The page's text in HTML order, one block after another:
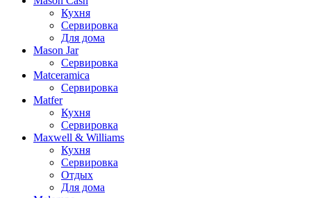
Кухня
Сервировка
Для дома
Mason Jar
Сервировка
Matceramica
Сервировка
Matfer
Кухня
Сервировка
Maxwell & Williams
Кухня
Сервировка
Отдых
Для дома